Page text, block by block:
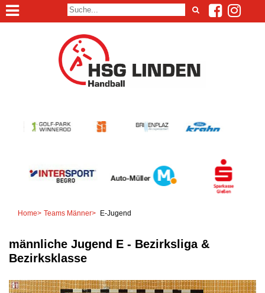
Home> Teams Männer> E-Jugend
männliche Jugend E - Bezirksliga &
Bezirksklasse